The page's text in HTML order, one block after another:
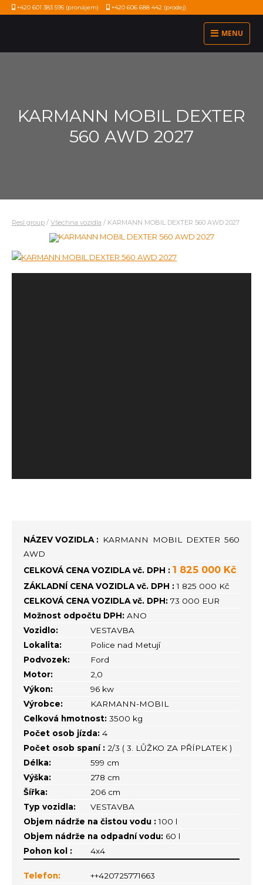
+420 601 383 595 (pronájem) +420 606 688 442 (prodej)
MENU
KARMANN MOBIL DEXTER
560 AWD 2027
Resl group / Všechna vozidla / KARMANN MOBIL DEXTER 560 AWD 2027
NÁZEV VOZIDLA : KARMANN MOBIL DEXTER 560
AWD
CELKOVÁ CENA VOZIDLA vč. DPH : 1 825 000 Kč
ZÁKLADNÍ CENA VOZIDLA vč. DPH : 1 825 000 Kč
CELKOVÁ CENA VOZIDLA vč. DPH: 73 000 EUR
Možnost odpočtu DPH: ANO
Vozidlo:
VESTAVBA
Lokalita:
Police nad Metují
Podvozek:
Ford
Motor:
2,0
Výkon:
96 kw
Výrobce:
KARMANN-MOBIL
Celková hmotnost: 3500 kg
Počet osob jízda: 4
Počet osob spaní : 2/3 ( 3. LŮŽKO ZA PŘÍPLATEK )
Délka:
599 cm
Výška:
278 cm
Šířka:
206 cm
Typ vozidla:
VESTAVBA
Objem nádrže na čistou vodu : 100 l
Objem nádrže na odpadní vodu: 60 l
Pohon kol :
4x4
Telefon:
++420725771663